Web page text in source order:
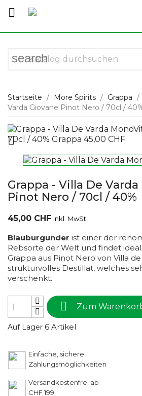

search
Startseite More Spirits Grappa
Varda Giovane Pinot Nero / 70cl /

Grappa - Villa De Varda
Pinot Nero / 70cl / 40%
45,00 CHF Inkl. MwSt.
Blauburgunder ist einer der
Rebsorte der Welt und findet
Grappa aus Pinot Nero von Villa de
strukturvolles Destillat, welches
verschenkt.
 Zum
Auf Lager 6 Artikel
Einfache, sichere
Zahlungsmöglichkeiten
Versandkostenfrei ab
CHF 199